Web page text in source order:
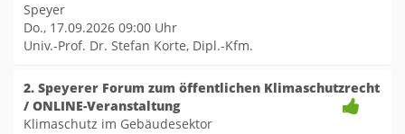
Speyer
Do., 17.09.2026 09:00 Uhr
Univ.-Prof. Dr. Stefan Korte, Dipl.-Kfm.
2. Speyerer Forum zum öffentlichen Klimaschutzrecht
/ ONLINE-Veranstaltung
Klimaschutz im Gebäudesektor